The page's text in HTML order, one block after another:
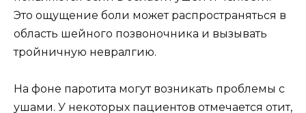
Это ощущение боли может распространяться в
область шейного позвоночника и вызывать
тройничную невралгию.
На фоне паротита могут возникать проблемы с
ушами. У некоторых пациентов отмечается отит,